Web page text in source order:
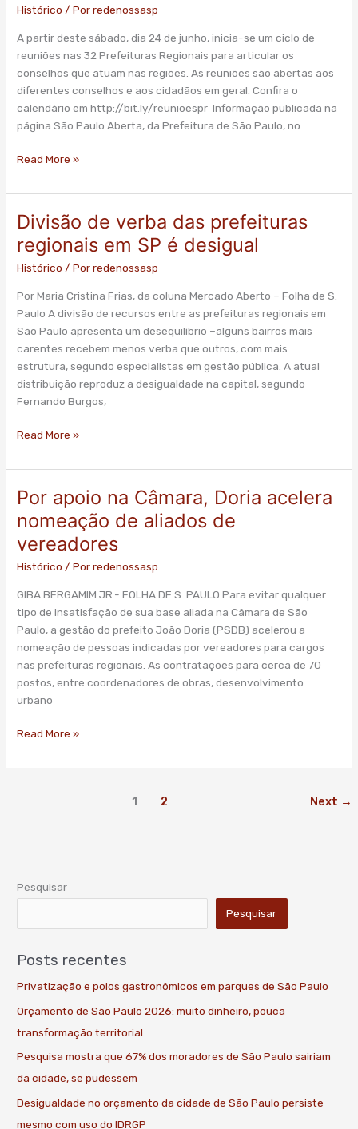
Histórico / Porredenossasp
A partir deste sábado, dia 24 de junho, inicia-se um ciclo de
reuniões nas 32 Prefeituras Regionais para articular os
conselhos que atuam nas regiões. As reuniões são abertas aos
diferentes conselhos e aos cidadãos em geral. Confira o
calendário em http://bit.ly/reunioespr Informação publicada na
página São Paulo Aberta, da Prefeitura de São Paulo, no
Read More »
Divisão de verba das prefeituras
regionais em SP é desigual
Histórico / Porredenossasp
Por Maria Cristina Frias, da coluna Mercado Aberto – Folha de S.
Paulo A divisão de recursos entre as prefeituras regionais em
São Paulo apresenta um desequilíbrio –alguns bairros mais
carentes recebem menos verba que outros, com mais
estrutura, segundo especialistas em gestão pública. A atual
distribuição reproduz a desigualdade na capital, segundo
Fernando Burgos,
Divisão
verba
das
Read More »
Por apoio na Câmara, Doria acelera
nomeação de aliados de
vereadores
Histórico / Porredenossasp
GIBA BERGAMIM JR.- FOLHA DE S. PAULO Para evitar qualquer
tipo de insatisfação de sua base aliada na Câmara de São
Paulo, a gestão do prefeito João Doria (PSDB) acelerou a
nomeação de pessoas indicadas por vereadores para cargos
nas prefeituras regionais. As contratações para cerca de 70
postos, entre coordenadores de obras, desenvolvimento
urbano
Por
na
Câmara,
Doria
nomeação
de
aliados
de
vereadores
Read More »
1 2 Next →
Pesquisar
Pesquisar
Posts recentes
Privatização e polos gastronômicos em parques de São Paulo
Orçamento de São Paulo 2026: muito dinheiro, pouca
transformação territorial
Pesquisa mostra que 67% dos moradores de São Paulo sairiam
da cidade, se pudessem
Desigualdade no orçamento da cidade de São Paulo persiste
mesmo com uso do IDRGP